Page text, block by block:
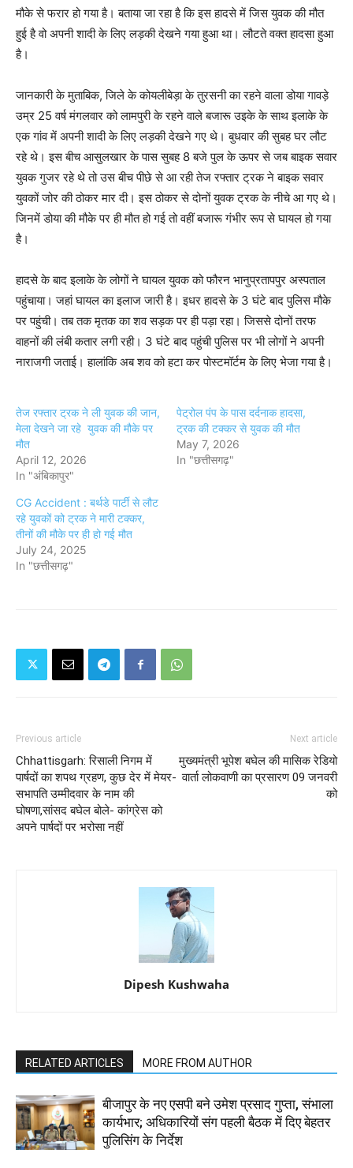
मौके से फरार हो गया है। बताया जा रहा है कि इस हादसे में जिस युवक की मौत
हुई है वो अपनी शादी के लिए लड़की देखने गया हुआ था। लौटते वक्त हादसा हुआ
है।
जानकारी के मुताबिक, जिले के कोयलीबेड़ा के तुरसनी का रहने वाला डोया गावड़े
उम्र 25 वर्ष मंगलवार को लामपुरी के रहने वाले बजारू उइके के साथ इलाके के
एक गांव में अपनी शादी के लिए लड़की देखने गए थे। बुधवार की सुबह घर लौट
रहे थे। इस बीच आसुलखार के पास सुबह 8 बजे पुल के ऊपर से जब बाइक सवार
युवक गुजर रहे थे तो उस बीच पीछे से आ रही तेज रफ्तार ट्रक ने बाइक सवार
युवकों जोर की ठोकर मार दी। इस ठोकर से दोनों युवक ट्रक के नीचे आ गए थे।
जिनमें डोया की मौके पर ही मौत हो गई तो वहीं बजारू गंभीर रूप से घायल हो गया
है।
हादसे के बाद इलाके के लोगों ने घायल युवक को फौरन भानुप्रतापपुर अस्पताल
पहुंचाया। जहां घायल का इलाज जारी है। इधर हादसे के 3 घंटे बाद पुलिस मौके
पर पहुंची। तब तक मृतक का शव सड़क पर ही पड़ा रहा। जिससे दोनों तरफ
वाहनों की लंबी कतार लगी रही। 3 घंटे बाद पहुंची पुलिस पर भी लोगों ने अपनी
नाराजगी जताई। हालांकि अब शव को हटा कर पोस्टमॉर्टम के लिए भेजा गया है।
तेज रफ्तार ट्रक ने ली युवक की जान,
मेला देखने जा रहे युवक की मौके पर
मौत
April 12, 2026
In "अंबिकापुर"
पेट्रोल पंप के पास दर्दनाक हादसा,
ट्रक की टक्कर से युवक की मौत
May 7, 2026
In "छत्तीसगढ़"
CG Accident : बर्थडे पार्टी से लौट
रहे युवकों को ट्रक ने मारी टक्कर,
तीनों की मौके पर ही हो गई मौत
July 24, 2025
In "छत्तीसगढ़"
Previous article
Chhattisgarh: रिसाली निगम में
पार्षदों का शपथ ग्रहण, कुछ देर में मेयर-
सभापति उम्मीदवार के नाम की
घोषणा,सांसद बघेल बोले- कांग्रेस को
अपने पार्षदों पर भरोसा नहीं
Next article
मुख्यमंत्री भूपेश बघेल की मासिक रेडियो
वार्ता लोकवाणी का प्रसारण 09 जनवरी
को
Dipesh Kushwaha
RELATED ARTICLES MORE FROM AUTHOR
बीजापुर के नए एसपी बने उमेश प्रसाद गुप्ता, संभाला
कार्यभार; अधिकारियों संग पहली बैठक में दिए बेहतर
पुलिसिंग के निर्देश